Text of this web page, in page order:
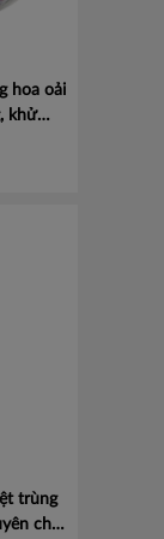
hoa oải
khử
trùng
chất